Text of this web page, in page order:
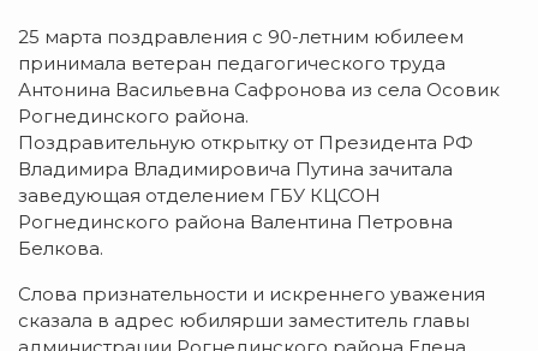
25 марта поздравления с 90-летним юбилеем
принимала ветеран педагогического труда
Антонина Васильевна Сафронова из села Осовик
Рогнединского района.
Поздравительную открытку от Президента РФ
Владимира Владимировича Путина зачитала
заведующая отделением ГБУ КЦСОН
Рогнединского района Валентина Петровна
Белкова.
Слова признательности и искреннего уважения
сказала в адрес юбилярши заместитель главы